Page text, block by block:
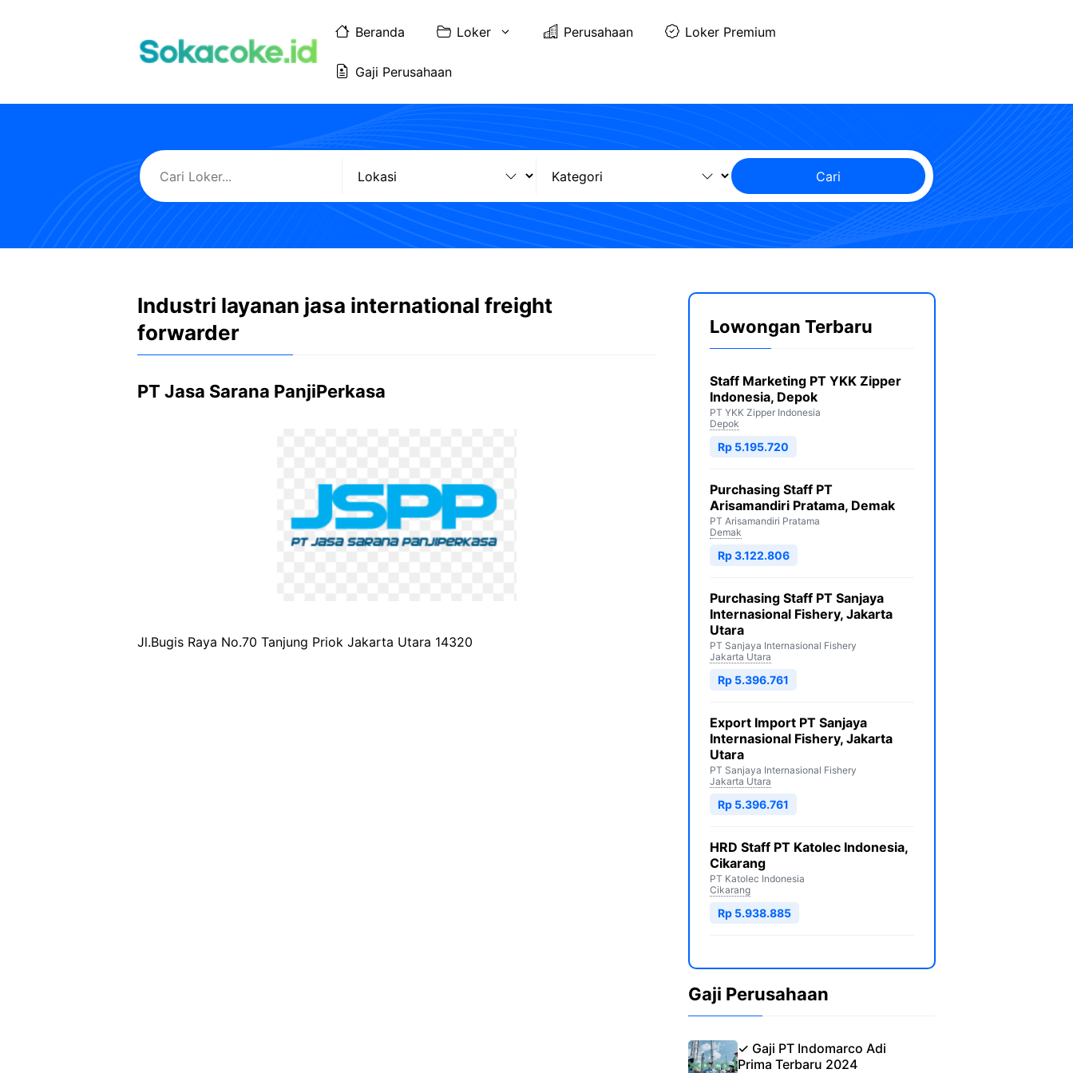
Beranda Loker Perusahaan Loker Premium
Gaji Perusahaan
Cari
Industri layanan jasa international freight
forwarder
PT Jasa Sarana PanjiPerkasa
Jl.Bugis Raya No.70 Tanjung Priok Jakarta Utara 14320
Lowongan Terbaru
Staff Marketing PT YKK Zipper
Indonesia, Depok
PT YKK Zipper Indonesia
Depok
Rp 5.195.720
Purchasing Staff PT
Arisamandiri Pratama, Demak
PT Arisamandiri Pratama
Demak
Rp 3.122.806
Purchasing Staff PT Sanjaya
Internasional Fishery, Jakarta
Utara
PT Sanjaya Internasional Fishery
Jakarta Utara
Rp 5.396.761
Export Import PT Sanjaya
Internasional Fishery, Jakarta
Utara
PT Sanjaya Internasional Fishery
Jakarta Utara
Rp 5.396.761
HRD Staff PT Katolec Indonesia,
Cikarang
PT Katolec Indonesia
Cikarang
Rp 5.938.885
Gaji Perusahaan
✓ Gaji PT Indomarco Adi
Prima Terbaru 2024